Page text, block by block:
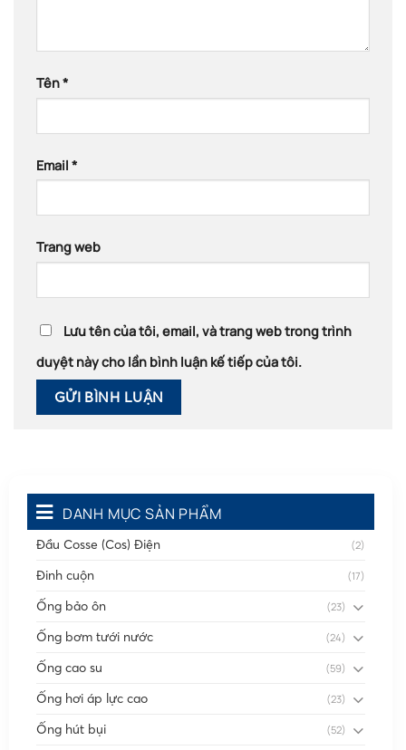
Tên*
Email *
Trang web
Lưu tên của tôi, email, và trang web trong trình
duyệt này cho lần bình luận kế tiếp của tôi.
DANH MỤC SẢN PHẨM
Đầu Cosse (Cos) Điện (2)
Đinh cuộn (17)
Ống bảo ôn (23)
Ống bơm tưới nước (24)
Ống cao su (59)
Ống hơi áp lực cao (23)
Ống hút bụi (52)